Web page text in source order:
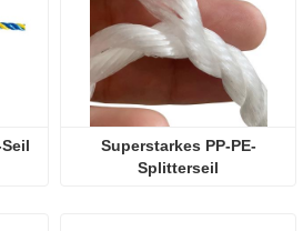
Superstarkes PP-PE-
Splitterseil